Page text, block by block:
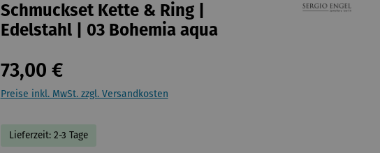
Schmuckset Kette & Ring |
Edelstahl | 03 Bohemia aqua
73,00 €
Preise inkl. MwSt. zzgl. Versandkosten
Lieferzeit: 2-3 Tage